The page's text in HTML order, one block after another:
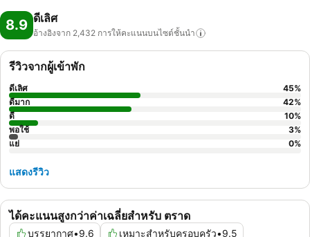
8.9 ดีเลิศ
อ้างอิงจาก 2,432 การให้คะแนนบนไซต์ชั้นนำ
ได้คะแนนสูงกว่าค่าเฉลี่ยสำหรับ ตราด
บรรยากาศ•9.6 เหมาะสำหรับครอบครัว•9.5
รีวิวจากผู้เข้าพัก
ดีเลิศ 45%
ดีมาก
42%
ดี
10%
พอใช้
3%
แย่
0%
แสดงรีวิว